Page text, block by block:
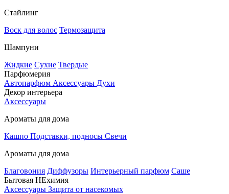
Стайлинг
Воск для волос Термозащита
Шампуни
Жидкие Сухие Твердые
Парфюмерия
Автопарфюм Аксессуары Духи
Декор интерьера
Аксессуары
Ароматы для дома
Кашпо Подставки, подносы Свечи
Ароматы для дома
Благовония Диффузоры Интерьерный парфюм Саше
Бытовая НЕхимия
Аксессуары Защита от насекомых